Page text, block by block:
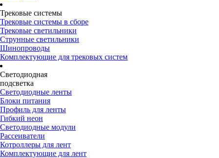
Трековые системы
Трековые системы в сборе
Трековые светильники
Струнные светильники
Шинопроводы
Комплектующие для трековых систем
Светодиодная
подсветка
Светодиодные ленты
Блоки питания
Профиль для ленты
Гибкий неон
Светодиодные модули
Рассеиватели
Котроллеры для лент
Комплектующие для лент